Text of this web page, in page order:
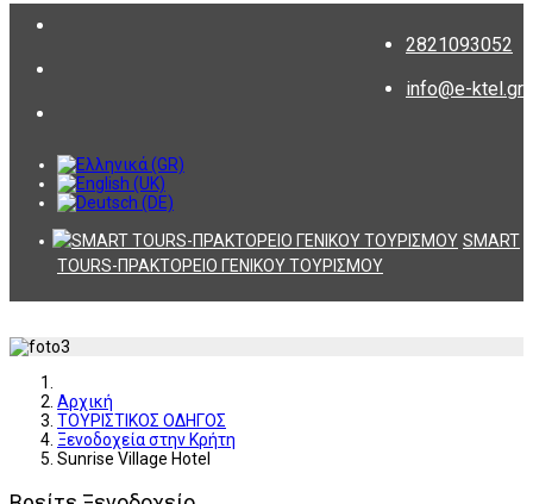
2821093052
info@e-ktel.gr
SMART
TOURS-ΠΡΑΚΤΟΡΕΙΟ ΓΕΝΙΚΟΥ ΤΟΥΡΙΣΜΟΥ
Αρχική
ΤΟΥΡΙΣΤΙΚΟΣ ΟΔΗΓΟΣ
Ξενοδοχεία στην Κρήτη
Sunrise Village Hotel